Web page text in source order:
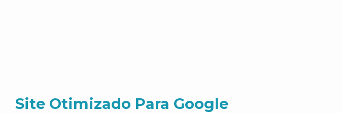
Site Otimizado Para Google